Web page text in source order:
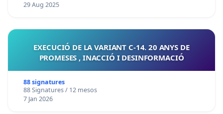
29 Aug 2025
EXECUCIÓ DE LA VARIANT C-14. 20 ANYS DE
PROMESES , INACCIÓ I DESINFORMACIÓ
88 signatures
88 Signatures / 12 mesos
7 Jan 2026